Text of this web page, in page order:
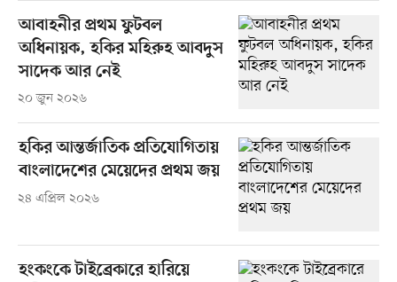
আবাহনীর প্রথম ফুটবল
অধিনায়ক, হকির মহিরুহ আবদুস
সাদেক আর নেই
২০ জুন ২০২৬
হকির আন্তর্জাতিক প্রতিযোগিতায়
বাংলাদেশের মেয়েদের প্রথম জয়
২৪ এপ্রিল ২০২৬
হংকংকে টাইব্রেকারে হারিয়ে